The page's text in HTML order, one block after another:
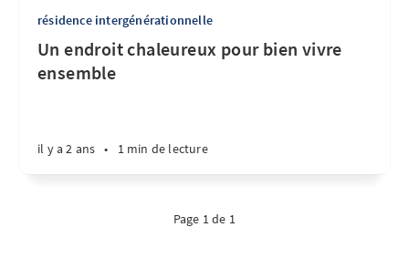
résidence intergénérationnelle
Un endroit chaleureux pour bien vivre
ensemble
il y a 2 ans • 1 min de lecture
Page 1 de 1